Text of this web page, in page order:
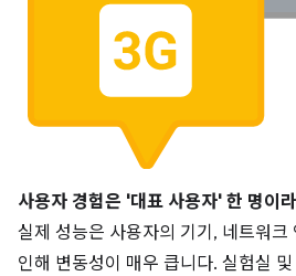
사용자 경험은 '대표 사용자' 한 명이
실제 성능은 사용자의 기기, 네트워크
인해 변동성이 매우 큽니다. 실험실